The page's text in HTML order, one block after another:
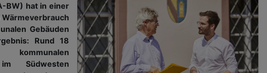
BW) hat in einer
Gebäuden
Rund 18
Südwesten